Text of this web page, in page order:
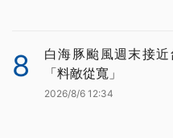
8
白海豚颱風週末接
「料敵從寬」
2026/8/6 12:34